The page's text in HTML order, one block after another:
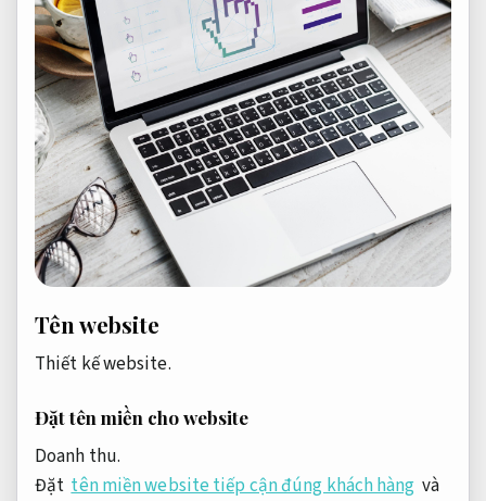
Tên website
Thiết kế website.
Đặt tên miền cho website
Doanh thu.
Đặt tên miền website tiếp cận đúng khách hàng và